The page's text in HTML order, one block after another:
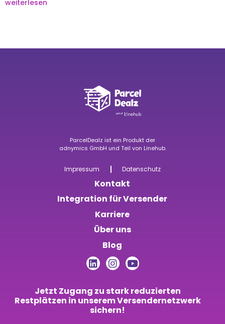
weiterlesen
ParcelDealz ist ein Produkt der
adnymics GmbH und Teil von Linehub.
Impressum Datenschutz
Kontakt
Integration für Versender
Karriere
Über uns
Blog
Jetzt Zugang zu stark reduzierten
Restplätzen in unserem Versendernetzwerk
sichern!